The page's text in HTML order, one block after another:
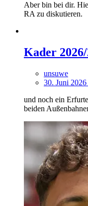
Aber bin bei dir.
RA zu diskutieren.
Kader
unsuwe
30. Juni
und noch ein
beiden